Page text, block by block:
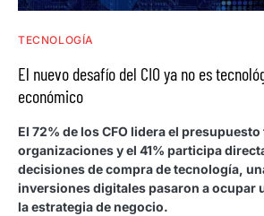
TECNOLOGÍA
El nuevo desafío del CIO ya no es
económico
El 72% de los CFO lidera el
organizaciones y el 41% participa
decisiones de compra de tecnología,
inversiones digitales pasaron a ocupar
la estrategia de negocio.